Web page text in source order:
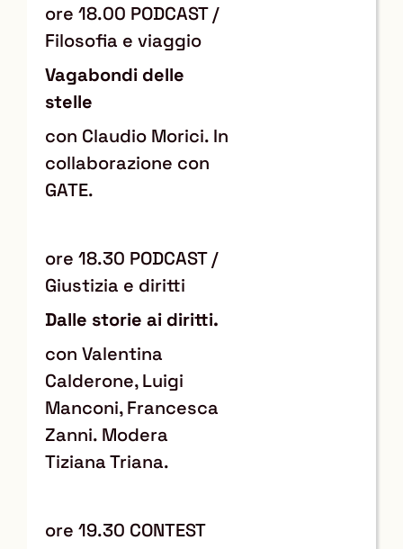
ore 18.00 PODCAST /
Filosofia e viaggio
Vagabondi delle
stelle
con Claudio Morici. In
collaborazione con
GATE.
ore 18.30 PODCAST /
Giustizia e diritti
Dalle storie ai diritti.
con Valentina
Calderone, Luigi
Manconi, Francesca
Zanni. Modera
Tiziana Triana.
ore 19.30 CONTEST